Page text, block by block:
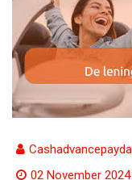
02 November 2024